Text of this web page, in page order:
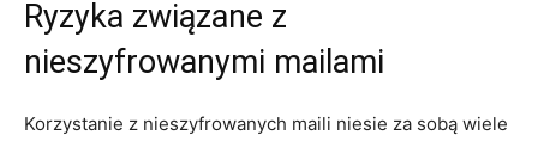
Ryzyka związane z
nieszyfrowanymi mailami
Korzystanie z nieszyfrowanych maili niesie za sobą wiele